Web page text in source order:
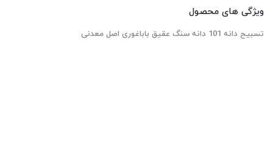
ویژگی های محصول
تسبیح دانه 101 دانه سنگ عقیق باباغوری اصل معدنی